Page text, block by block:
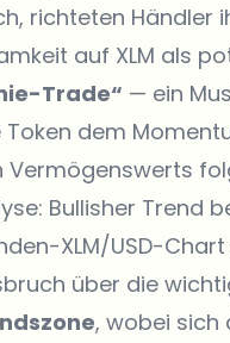
richteten Händler
auf XLM als
Trade“ — ein
dem
Vermögenswerts
Bullisher Trend
XLM/USD-
über die
, wobei sich